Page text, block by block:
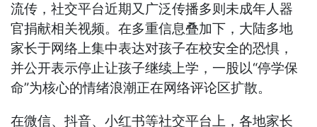
流传，社交平台近期又广泛传播多则未成年人器
官捐献相关视频。在多重信息叠加下，大陆多地
家长于网络上集中表达对孩子在校安全的恐惧，
并公开表示停止让孩子继续上学，一股以“停学保
命”为核心的情绪浪潮正在网络评论区扩散。
在微信、抖音、小红书等社交平台上，各地家长